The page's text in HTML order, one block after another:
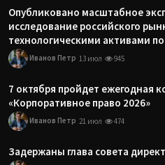
Опубликовано масштабное
исследование российского
технологическими активами
Иванов Петр 13 июл 945
7 октября пройдет ежегодная
«Корпоративное право 2026»
Иванов Петр 21 июл 474
Задержаны глава совета